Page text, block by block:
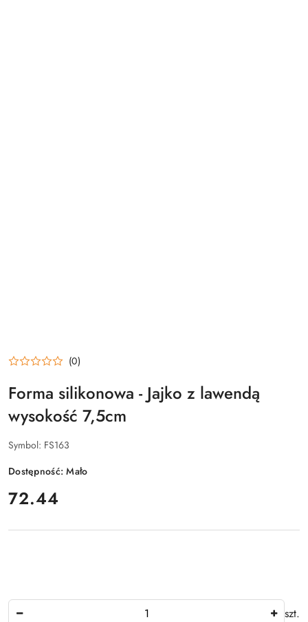
(0)
Forma silikonowa - Jajko z lawendą
wysokość 7,5cm
Symbol: FS163
Dostępność:Mało
cena:
72.44
szt.